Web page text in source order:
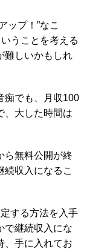
ップ！”なこ
うことを考える
難しいかもしれ
痴でも、月収100
、大した時間は
ら無料公開が終
続収入になるこ
する方法を入手
で継続収入にな
、手に入れてお